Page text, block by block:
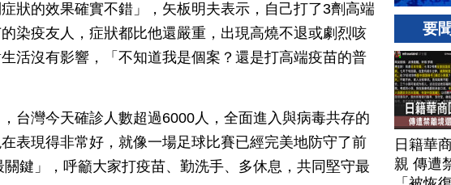
狀的效果確實不錯」，矢板明夫表示，自己打了3劑高端
染疫友人，症狀都比他還嚴重，出現高燒不退或劇烈咳
活沒有影響，「不知道我是個案？還是打高端疫苗的普
台灣今天確診人數超過6000人，全面進入與病毒共存的
表現得非常好，就像一場足球比賽已經完美地防守了前
鍵」，呼籲大家打疫苗、勤洗手、多休息，共同堅守最
要
日籍華
親 傳遭